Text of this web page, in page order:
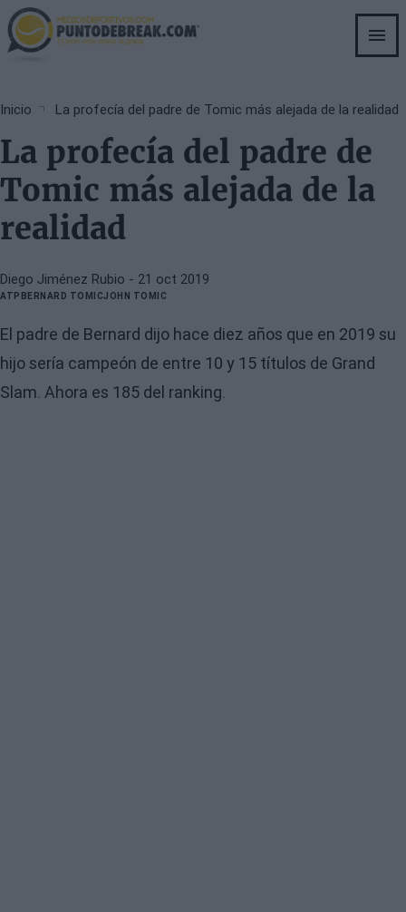
Skip
to
main
Breadcrumb
Inicio La profecía del padre de Tomic más alejada de la realidad
La profecía del padre de
Tomic más alejada de la
realidad
Diego Jiménez Rubio - 21 oct 2019
ATP BERNARD TOMICJOHN TOMIC
El padre de Bernard dijo hace diez años que en 2019 su
hijo sería campeón de entre 10 y 15 títulos de Grand
Slam. Ahora es 185 del ranking.